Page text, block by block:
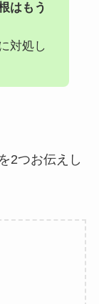
はもう
対処し
2つお伝えし